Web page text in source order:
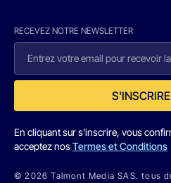
RECEVEZ NOTRE NEWSLETTER
S'INSCRIRE
En cliquant sur s'inscrire, vous
acceptez nosTermes et Conditions
© 2026 Talmont Media SAS. tous